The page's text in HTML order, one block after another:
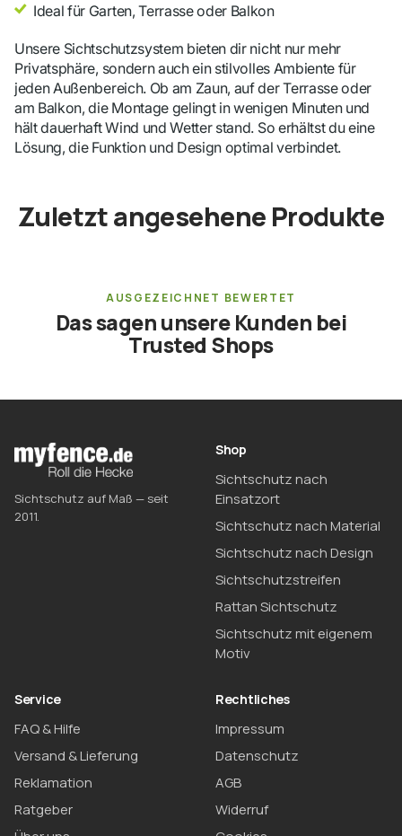
Ideal für Garten, Terrasse oder Balkon
Unsere Sichtschutzsystem bieten dir nicht nur mehr
Privatsphäre, sondern auch ein stilvolles Ambiente für
jeden Außenbereich. Ob am Zaun, auf der Terrasse oder
am Balkon, die Montage gelingt in wenigen Minuten und
hält dauerhaft Wind und Wetter stand. So erhältst du eine
Lösung, die Funktion und Design optimal verbindet.
Zuletzt angesehene Produkte
AUSGEZEICHNET BEWERTET
Das sagen unsere Kunden bei
Trusted Shops
Sichtschutz auf Maß — seit
2011.
Shop
Sichtschutz nach
Einsatzort
Sichtschutz nach Material
Sichtschutz nach Design
Sichtschutzstreifen
Rattan Sichtschutz
Sichtschutz mit eigenem
Motiv
Service
FAQ & Hilfe
Versand & Lieferung
Reklamation
Ratgeber
Rechtliches
Impressum
Datenschutz
AGB
Widerruf